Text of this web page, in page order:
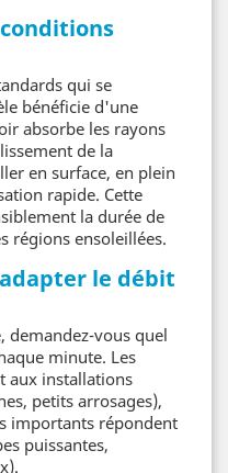
qui se
bénéficie d'une
absorbe les rayons
de la
en surface, en plein
rapide. Cette
la durée de
régions ensoleillées.
le débit
demandez-vous quel
minute. Les
aux installations
petits arrosages),
importants répondent
puissantes,